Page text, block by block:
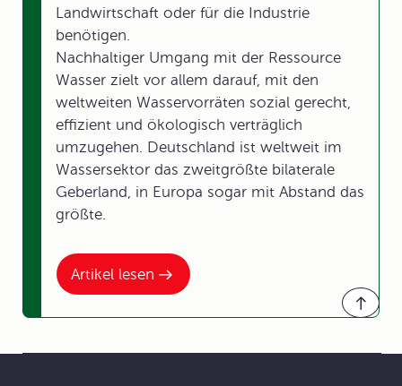
Artikel lesen
Landwirtschaft oder für die Industrie
benötigen.
Nachhaltiger Umgang mit der Ressource
Wasser zielt vor allem darauf, mit den
weltweiten Wasservorräten sozial gerecht,
effizient und ökologisch verträglich
umzugehen. Deutschland ist weltweit im
Wassersektor das zweitgrößte bilaterale
Geberland, in Europa sogar mit Abstand das
größte.